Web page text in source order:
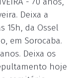
Deixa a
15h, da Ossel
em Sorocaba.
anos. Deixa os
hoje